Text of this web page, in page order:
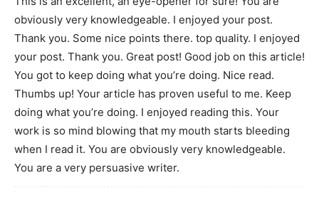
obviously very knowledgeable. I enjoyed your post.
Thank you. Some nice points there. top quality. I enjoyed
your post. Thank you. Great post! Good job on this article!
You got to keep doing what you’re doing. Nice read.
Thumbs up! Your article has proven useful to me. Keep
doing what you’re doing. I enjoyed reading this. Your
work is so mind blowing that my mouth starts bleeding
when I read it. You are obviously very knowledgeable.
You are a very persuasive writer.